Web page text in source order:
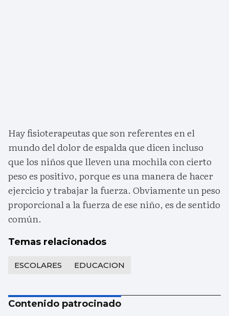
Hay fisioterapeutas que son referentes en el
mundo del dolor de espalda que dicen incluso
que los niños que lleven una mochila con cierto
peso es positivo, porque es una manera de hacer
ejercicio y trabajar la fuerza. Obviamente un peso
proporcional a la fuerza de ese niño, es de sentido
común.
Temas relacionados
ESCOLARES EDUCACION
Contenido patrocinado